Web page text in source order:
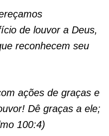
de louvor a Deus,
reconhecem seu
ações de graças e
Dê graças a ele;
100:4)